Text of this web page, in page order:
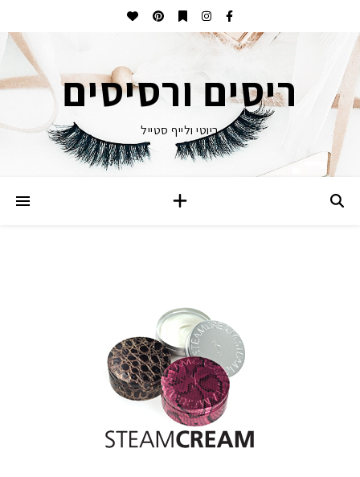
ריסים ורסיסים
ביוטי ולייף סטייל